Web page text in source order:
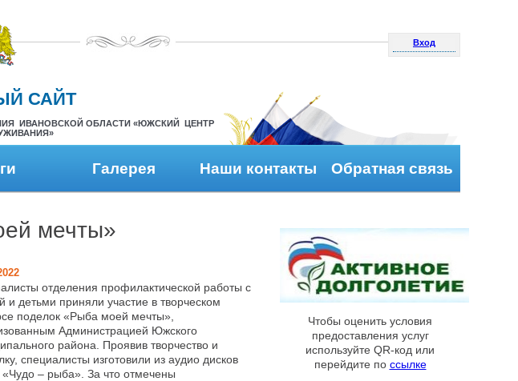
Вход
САЙТ
ИВАНОВСКОЙ ОБЛАСТИ «ЮЖСКИЙ ЦЕНТР
Галерея Наши контакты Обратная связь
мечты»
отделения профилактической работы с
и детьми приняли участие в творческом
поделок «Рыба моей мечты»,
Администрацией Южского
района. Проявив творчество и
специалисты изготовили из аудио дисков
«Чудо – рыба». За что отмечены
Чтобы оценить условия
предоставления услуг
используйте QR-код или
перейдите по ссылке